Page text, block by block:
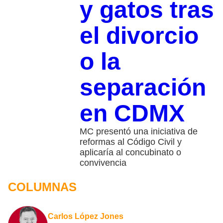
y gatos tras
el divorcio
o la
separación
en CDMX
MC presentó una iniciativa de
reformas al Código Civil y
aplicaría al concubinato o
convivencia
COLUMNAS
Carlos López Jones